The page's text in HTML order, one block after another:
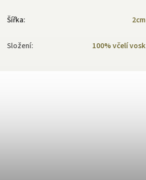
Šířka: 2cm
Složení: 100% včelí vosk